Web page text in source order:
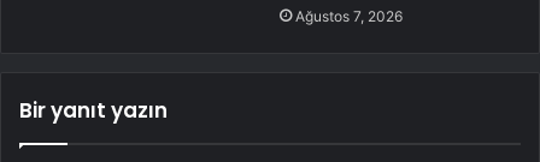
Ağustos 7, 2026
Bir yanıt yazın